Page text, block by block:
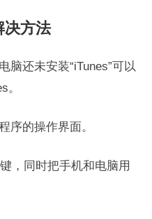
决方法
脑还未安装“iTunes”可以
。
序的操作界面。
，同时把手机和电脑用